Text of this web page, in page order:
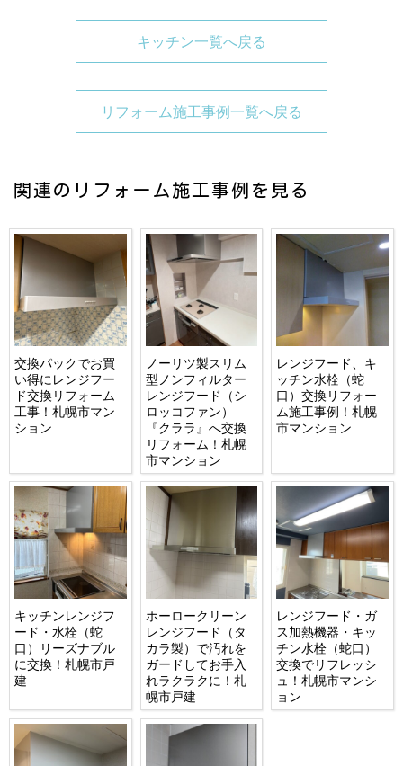
キッチン一覧へ戻る
リフォーム施工事例一覧へ戻る
関連のリフォーム施工事例を見る
交換パックでお買
い得にレンジフー
ド交換リフォーム
工事！札幌市マン
ション
ノーリツ製スリム
型ノンフィルター
レンジフード（シ
ロッコファン）
『クララ』へ交換
リフォーム！札幌
市マンション
レンジフード、キ
ッチン水栓（蛇
口）交換リフォー
ム施工事例！札幌
市マンション
キッチンレンジフ
ード・水栓（蛇
口）リーズナブル
に交換！札幌市戸
建
ホーロークリーン
レンジフード（タ
カラ製）で汚れを
ガードしてお手入
れラクラクに！札
幌市戸建
レンジフード・ガ
ス加熱機器・キッ
チン水栓（蛇口）
交換でリフレッシ
ュ！札幌市マンシ
ョン